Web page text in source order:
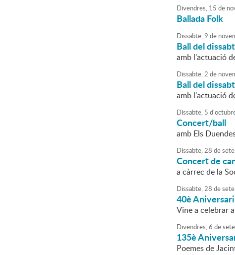
Divendres, 15 de
Ballada Folk
Dissabte,9 de
Ball del
amb l'actuació
Dissabte,2 de
Ball del
amb l'actuació
Dissabte, 5 d'
Concert/ball
amb Els
Dissabte,28 de
Concert de
a càrrec de la
Dissabte,28 de
40è
Vine a celebrar
Divendres,6 de
135è
Poemes de